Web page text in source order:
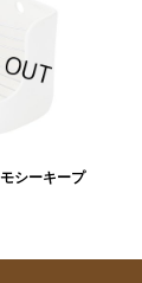
シーキープ